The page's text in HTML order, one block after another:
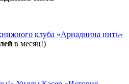
клуба «Ариаднина нить»
в месяц!)